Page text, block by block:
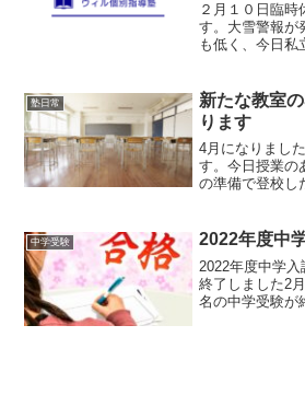
２月１０日臨時
す。大雪警報が
も低く、今日私
だきます。本日
程で振替とさせ
塾日常
新たな教室
ります
4月になりまし
す。今日授業の
の準備で登校し
る席。席取りで
ないのですが自
中学受験 2022年度中
2022年度中学
終了しました2
名の中学受験が